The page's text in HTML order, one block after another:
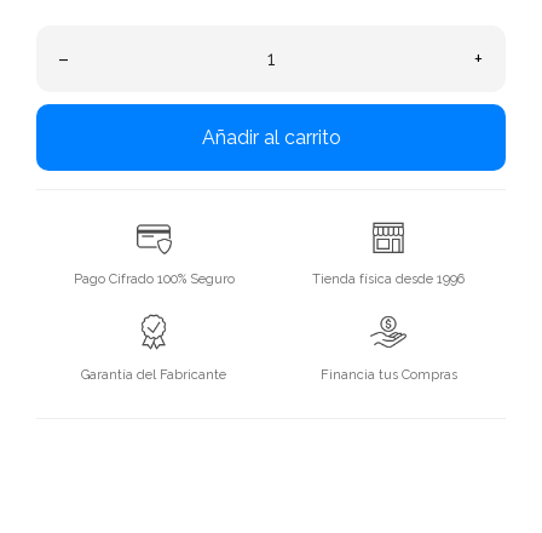
– +
Añadir al carrito
Pago Cifrado 100% Seguro Tienda física desde 1996
Garantía del Fabricante Financia tus Compras